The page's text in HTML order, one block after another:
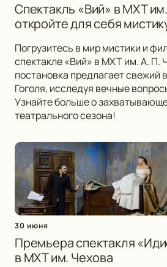
Спектакль «Вий» в МХТ
откройте для себя
Погрузитесь в мир мистики и
спектакле «Вий» в МХТ им. А. П.
постановка предлагает свежий
Гоголя, исследуя вечные
Узнайте больше о
театрального сезона!
30 июня
Премьера спектакля
в МХТ им. Чехова